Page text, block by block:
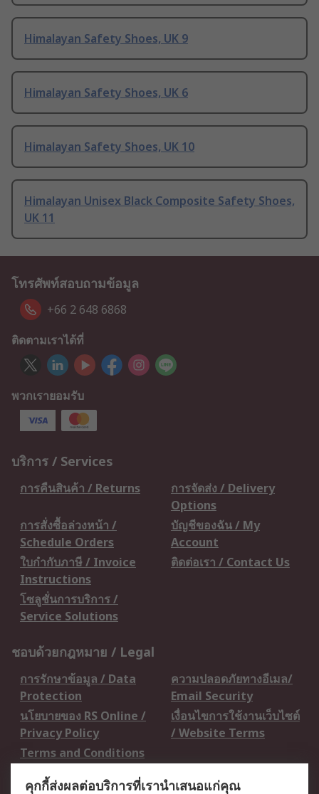
Himalayan Safety Shoes, UK 9
Himalayan Safety Shoes, UK 6
Himalayan Safety Shoes, UK 10
Himalayan Unisex Black Composite Safety Shoes,
UK 11
โทรศัพท์สอบถามข้อมูล
+66 2 648 6868
ติดตามเราได้ที่
พวกเรายอมรับ
บริการ / Services
การคืนสินค้า / Returns
การจัดส่ง / Delivery
Options
การสั่งซื้อล่วงหน้า /
Schedule Orders
บัญชีของฉัน / My
Account
ใบกำกับภาษี / Invoice
Instructions
ติดต่อเรา / Contact Us
โซลูชั่นการบริการ /
Service Solutions
ชอบด้วยกฎหมาย / Legal
การรักษาข้อมูล / Data
Protection
ความปลอดภัยทางอีเมล/
Email Security
นโยบายของ RS Online /
Privacy Policy
เงื่อนไขการใช้งานเว็บไซต์
/ Website Terms
Terms and Conditions
คุกกี้ส่งผลต่อบริการที่เรานำเสนอแก่คุณ